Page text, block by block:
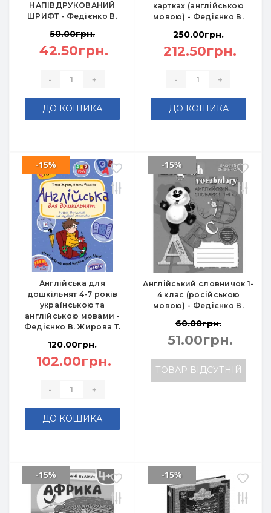
НАПІВДРУКОВАНИЙ
ШРИФТ - Федієнко В.
50.00грн.
42.50грн.
- +
ДО КОШИКА
картках (англійською
мовою) - Федієнко В.
250.00грн.
212.50грн.
- +
ДО КОШИКА
Англійська для
дошкільнят 4-7 років
українською та
англійською мовами -
Федієнко В. Жирова Т.
-15%
120.00грн.
102.00грн.
- +
ДО КОШИКА
Англійський словничок 1-
4 клас (російською
мовою) - Федієнко В.
-15%
60.00грн.
51.00грн.
ТОВАР ВІДСУТНІЙ
-15% -15%